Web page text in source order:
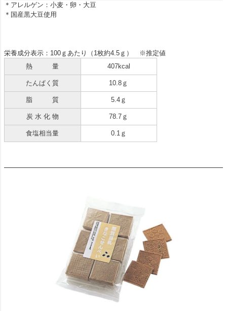
＊アレルゲン：小麦・卵・大豆
＊国産黒大豆使用
栄養成分表示：100ｇあたり（1枚約4.5ｇ） ※推定値
熱 量
たんぱく質
脂 質
炭 水 化 物
食塩相当量
407kcal
10.8ｇ
5.4ｇ
78.7ｇ
0.1ｇ